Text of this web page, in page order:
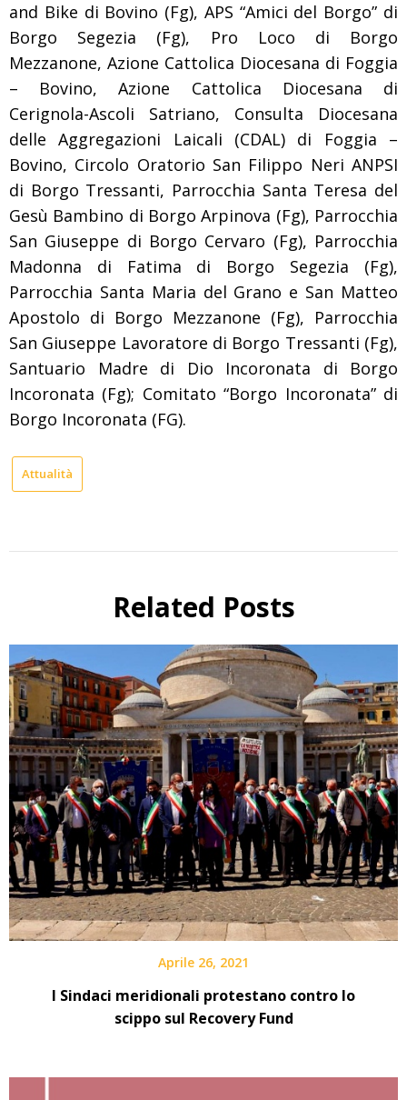
and Bike di Bovino (Fg), APS “Amici del Borgo” di
Borgo Segezia (Fg), Pro Loco di Borgo
Mezzanone, Azione Cattolica Diocesana di Foggia
– Bovino, Azione Cattolica Diocesana di
Cerignola-Ascoli Satriano, Consulta Diocesana
delle Aggregazioni Laicali (CDAL) di Foggia –
Bovino, Circolo Oratorio San Filippo Neri ANPSI
di Borgo Tressanti, Parrocchia Santa Teresa del
Gesù Bambino di Borgo Arpinova (Fg), Parrocchia
San Giuseppe di Borgo Cervaro (Fg), Parrocchia
Madonna di Fatima di Borgo Segezia (Fg),
Parrocchia Santa Maria del Grano e San Matteo
Apostolo di Borgo Mezzanone (Fg), Parrocchia
San Giuseppe Lavoratore di Borgo Tressanti (Fg),
Santuario Madre di Dio Incoronata di Borgo
Incoronata (Fg); Comitato “Borgo Incoronata” di
Borgo Incoronata (FG).
Attualità
Related Posts
Aprile 26, 2021
I Sindaci meridionali protestano contro lo
scippo sul Recovery Fund